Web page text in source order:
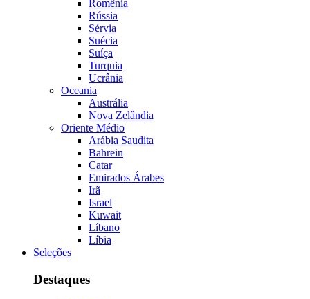
Romênia
Rússia
Sérvia
Suécia
Suíça
Turquia
Ucrânia
Oceania
Austrália
Nova Zelândia
Oriente Médio
Arábia Saudita
Bahrein
Catar
Emirados Árabes
Irã
Israel
Kuwait
Líbano
Líbia
Seleções
Destaques